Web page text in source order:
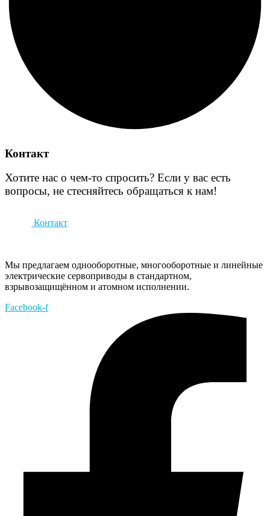
Контакт
Хотите нас о чем-то спросить? Если у вас есть
вопросы, не стесняйтесь обращаться к нам!
Контакт
Мы предлагаем однооборотные, многооборотные и линейные
электрические сервоприводы в стандартном,
взрывозащищённом и атомном исполнении.
Facebook-f